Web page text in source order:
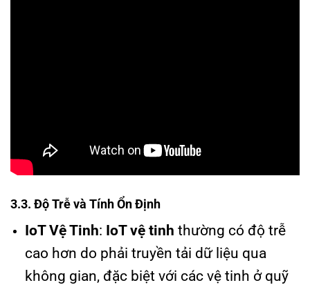
3.3. Độ Trễ và Tính Ổn Định
IoT Vệ Tinh: IoT vệ tinh thường có độ trễ
cao hơn do phải truyền tải dữ liệu qua
không gian, đặc biệt với các vệ tinh ở quỹ